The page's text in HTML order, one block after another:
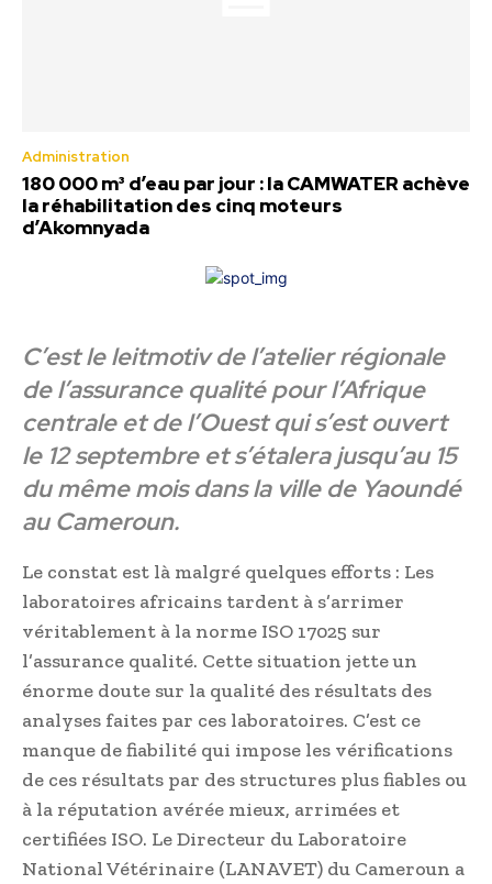
Administration
180 000 m³ d’eau par jour : la CAMWATER achève
la réhabilitation des cinq moteurs
d’Akomnyada
C’est le leitmotiv de l’atelier régionale
de l’assurance qualité pour l’Afrique
centrale et de l’Ouest qui s’est ouvert
le 12 septembre et s’étalera jusqu’au 15
du même mois dans la ville de Yaoundé
au Cameroun.
Le constat est là malgré quelques efforts : Les
laboratoires africains tardent à s’arrimer
véritablement à la norme ISO 17025 sur
l’assurance qualité. Cette situation jette un
énorme doute sur la qualité des résultats des
analyses faites par ces laboratoires. C’est ce
manque de fiabilité qui impose les vérifications
de ces résultats par des structures plus fiables ou
à la réputation avérée mieux, arrimées et
certifiées ISO. Le Directeur du Laboratoire
National Vétérinaire (LANAVET) du Cameroun a